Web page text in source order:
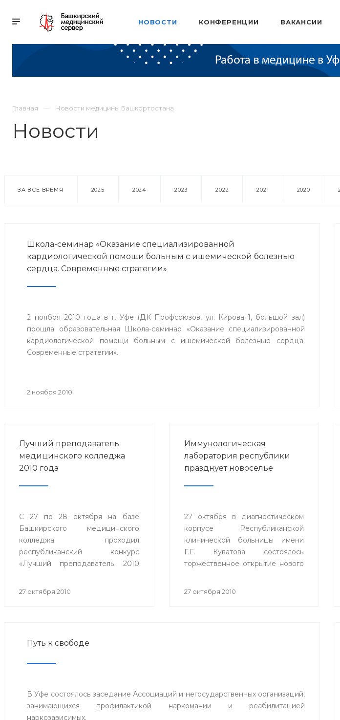
НОВОСТИ КОНФЕРЕНЦИИ ВАКАНСИИ
Главная Новости медицины Башкортостана
Новости
ЗА ВСЕ ВРЕМЯ 2025 2024 2023 2022 2021 2020
Школа-семинар «Оказание специализированной
кардиологической помощи больным с ишемической болезнью
сердца. Современные стратегии»
2 ноября 2010 года в г. Уфе (ДК Профсоюзов, ул. Кирова 1, большой зал)
прошла образовательная Школа-семинар «Оказание специализированной
кардиологической помощи больным с ишемической болезнью сердца.
Современные стратегии».
2 ноября 2010
Лучший преподаватель
медицинского колледжа
2010 года
С 27 по 28 октября на базе
Башкирского медицинского
колледжа проходил
республиканский конкурс
«Лучший преподаватель 2010
автономных образовательных
27 октября 2010
Иммунологическая
лаборатория республики
празднует новоселье
27 октября в диагностическом
корпусе Республиканской
клинической больницы имени
Г.Г. Куватова состоялось
торжественное открытие нового
лаборатории, соответствующего
27 октября 2010
Путь к свободе
В Уфе состоялось заседание Ассоциаций и негосударственных организаций,
занимающихся профилактикой наркомании и реабилитацией
наркозависимых.